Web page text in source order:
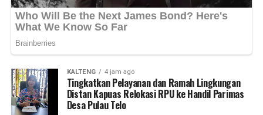
KALTENG 4 jam ago
Tingkatkan Pelayanan dan Ramah Lingkungan
Distan Kapuas Relokasi RPU ke Handil Parimas
Desa Pulau Telo